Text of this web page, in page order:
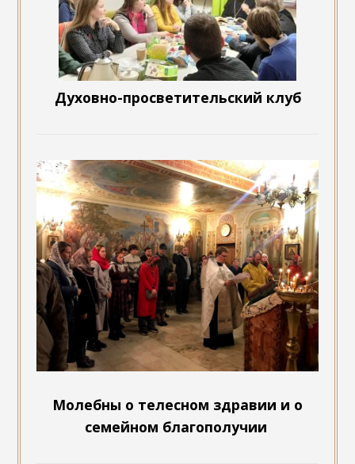
Духовно-просветительский клуб
Молебны о телесном здравии и о
семейном благополучии